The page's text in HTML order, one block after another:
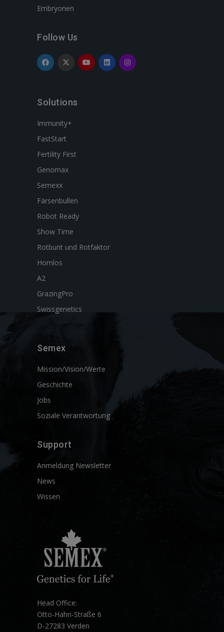
Embryonen
Follow Us
Solutions
Immunity+
FastStart
Fertility First
Genomax
Semexx
Färsenbullen
Robot Ready
Show Time
Rotbunt und Rotfaktor
Hornlos
A2
GrazingPro
Swissgenetics
Semex
Mission/Vision/Werte
Geschichte
Jobs
Soziale Verantwortung
Support
Anmeldung Newsletter
News
Wissen
Head Office:
Otto-Hahn-Straße 6
D-27283 Verden